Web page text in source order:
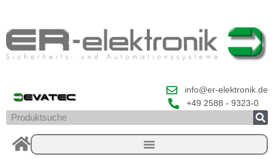
springen
info@er-elektronik.de
+49 2588 - 9323-0
Suche